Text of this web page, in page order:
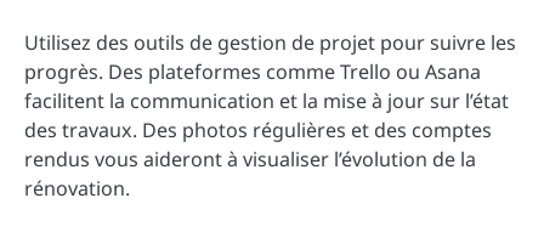
Utilisez des outils de gestion de projet pour suivre les
progrès. Des plateformes comme Trello ou Asana
facilitent la communication et la mise à jour sur l’état
des travaux. Des photos régulières et des comptes
rendus vous aideront à visualiser l’évolution de la
rénovation.